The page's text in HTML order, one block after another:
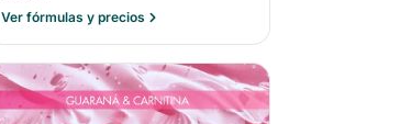
Ver fórmulas y precios